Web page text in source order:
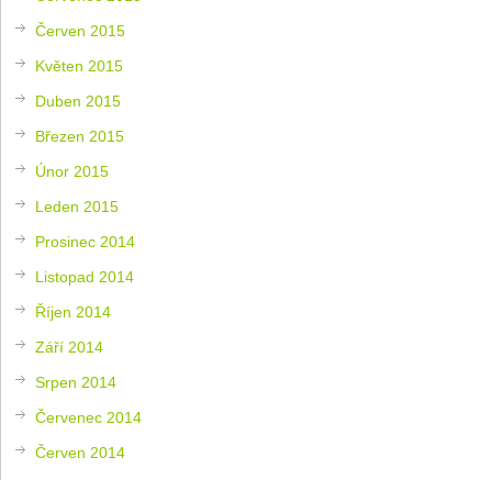
Červen 2015
Květen 2015
Duben 2015
Březen 2015
Únor 2015
Leden 2015
Prosinec 2014
Listopad 2014
Říjen 2014
Září 2014
Srpen 2014
Červenec 2014
Červen 2014